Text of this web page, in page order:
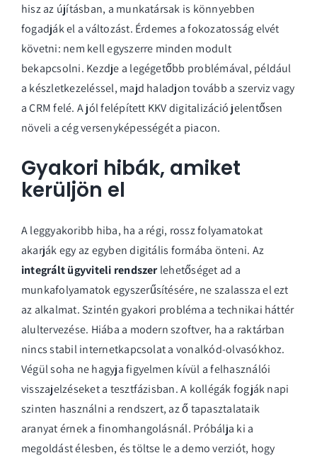
hisz az újításban, a munkatársak is könnyebben
fogadják el a változást. Érdemes a fokozatosság elvét
követni: nem kell egyszerre minden modult
bekapcsolni. Kezdje a legégetőbb problémával, például
a készletkezeléssel, majd haladjon tovább a szerviz vagy
a CRM felé. A jól felépített KKV digitalizáció jelentősen
növeli a cég versenyképességét a piacon.
Gyakori hibák, amiket
kerüljön el
A leggyakoribb hiba, ha a régi, rossz folyamatokat
akarják egy az egyben digitális formába önteni. Az
integrált ügyviteli rendszerlehetőséget ad a
munkafolyamatok egyszerűsítésére, ne szalassza el ezt
az alkalmat. Szintén gyakori probléma a technikai háttér
alultervezése. Hiába a modern szoftver, ha a raktárban
nincs stabil internetkapcsolat a vonalkód-olvasókhoz.
Végül soha ne hagyja figyelmen kívül a felhasználói
visszajelzéseket a tesztfázisban. A kollégák fogják napi
szinten használni a rendszert, az ő tapasztalataik
aranyat érnek a finomhangolásnál. Próbálja ki a
megoldást élesben, és töltse le ademo verziót, hogy